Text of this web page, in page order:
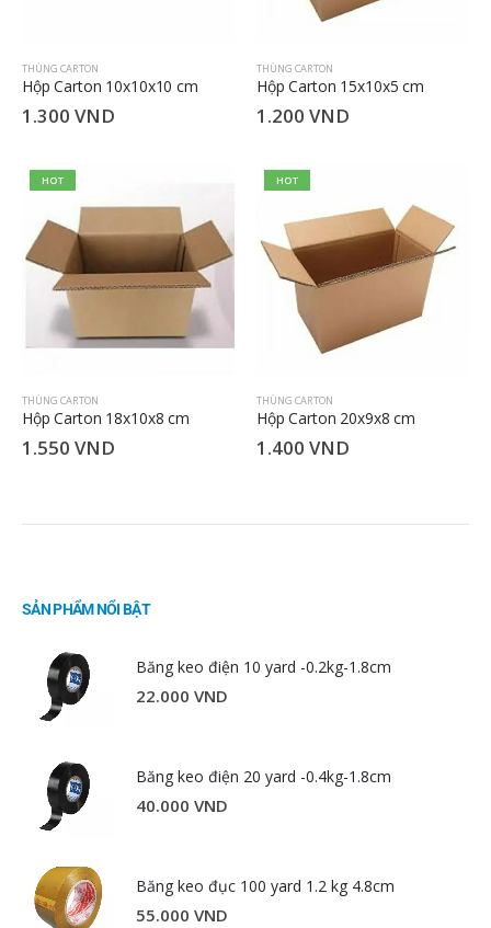
THÙNG CARTON
Hộp Carton 10x10x10 cm
1.300 VND
THÙNG CARTON
Hộp Carton 15x10x5 cm
1.200 VND
HOT
THÙNG CARTON
Hộp Carton 18x10x8 cm
1.550 VND
HOT
THÙNG CARTON
Hộp Carton 20x9x8 cm
1.400 VND
SẢN PHẨM NỔI BẬT
Băng keo điện 10 yard -0.2kg-1.8cm
22.000 VND
Băng keo điện 20 yard -0.4kg-1.8cm
40.000 VND
Băng keo đục 100 yard 1.2 kg 4.8cm
55.000 VND